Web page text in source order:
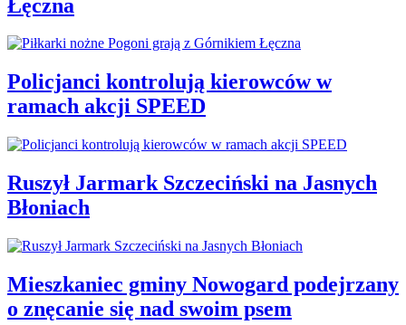
Łęczna
Policjanci kontrolują kierowców w
ramach akcji SPEED
Ruszył Jarmark Szczeciński na Jasnych
Błoniach
Mieszkaniec gminy Nowogard podejrzany
o znęcanie się nad swoim psem